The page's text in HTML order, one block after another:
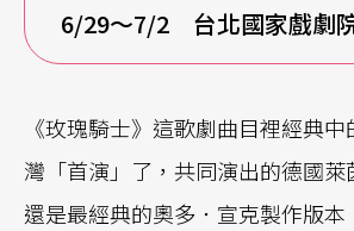
6/29～7/2 台北國家戲劇
《玫瑰騎士》這歌劇曲目裡經典
灣「首演」了，共同演出的德國萊
還是最經典的奧多．宣克製作版本